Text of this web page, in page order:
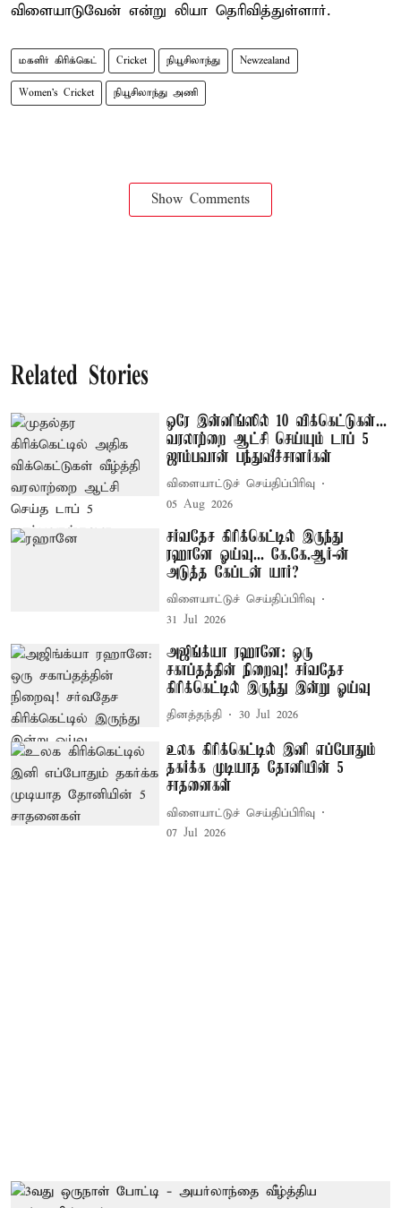
விளையாடுவேன் என்று லியா தெரிவித்துள்ளார்.
மகளிர் கிரிக்கெட் Cricket நியூசிலாந்து Newzealand
Women's Cricket நியூசிலாந்து அணி
Show Comments
Related Stories
ஒரே இன்னிங்ஸில் 10 விக்கெட்டுகள்...
வரலாற்றை ஆட்சி செய்யும் டாப் 5
ஜாம்பவான் பந்துவீச்சாளர்கள்
விளையாட்டுச் செய்திப்பிரிவு
05 Aug 2026
சர்வதேச கிரிக்கெட்டில் இருந்து
ரஹானே ஓய்வு... கே.கே.ஆர்-ன்
அடுத்த கேப்டன் யார்?
விளையாட்டுச் செய்திப்பிரிவு
31 Jul 2026
அஜிங்க்யா ரஹானே: ஒரு
சகாப்தத்தின் நிறைவு! சர்வதேச
கிரிக்கெட்டில் இருந்து இன்று ஓய்வு
தினத்தந்தி 30 Jul 2026
உலக கிரிக்கெட்டில் இனி எப்போதும்
தகர்க்க முடியாத தோனியின் 5
சாதனைகள்
விளையாட்டுச் செய்திப்பிரிவு
07 Jul 2026